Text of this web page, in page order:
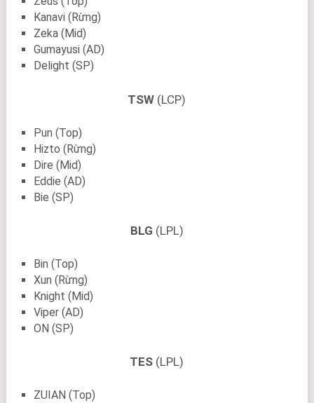
Kanavi (Rừng)
Zeka (Mid)
Gumayusi (AD)
Delight (SP)
TSW (LCP)
Pun (Top)
Hizto (Rừng)
Dire (Mid)
Eddie (AD)
Bie (SP)
BLG (LPL)
Bin (Top)
Xun (Rừng)
Knight (Mid)
Viper (AD)
ON (SP)
TES (LPL)
ZUIAN (Top)